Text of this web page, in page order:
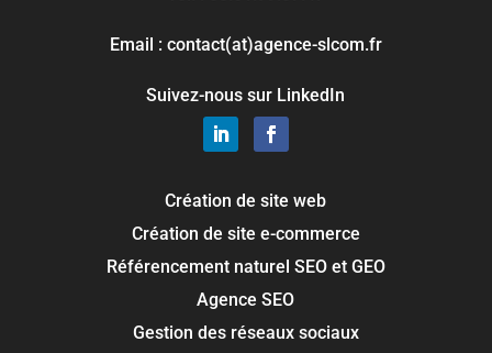
Email : contact(at)agence-slcom.fr
Suivez-nous sur LinkedIn
Création de site web
Création de site e-commerce
Référencement naturel SEO et GEO
Agence SEO
Gestion des réseaux sociaux